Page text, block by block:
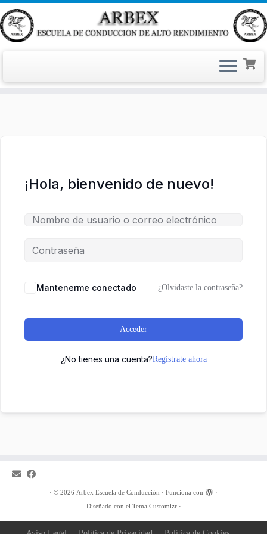
¡Hola, bienvenido de nuevo!
Mantenerme conectado ¿Olvidaste la contraseña?
Acceder
¿No tienes una cuenta?Regístrate ahora
· © 2026 Arbex Escuela de Conducción · Funciona con
·
Diseñado con el Tema Customizr·